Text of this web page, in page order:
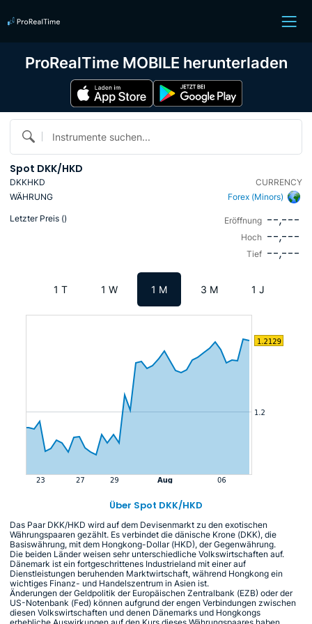
Instrumente suchen...
Spot DKK/HKD
DKKHKD
CURRENCY
WÄHRUNG
Forex (Minors)
Letzter Preis () Eröffnung --,---
Hoch --,---
Tief --,---
1 T 1 W 1 M 3 M 1 J
Über Spot DKK/HKD
Das Paar DKK/HKD wird auf dem Devisenmarkt zu den exotischen
Währungspaaren gezählt. Es verbindet die dänische Krone (DKK), die
Basiswährung, mit dem Hongkong-Dollar (HKD), der Gegenwährung.
Die beiden Länder weisen sehr unterschiedliche Volkswirtschaften auf.
Dänemark ist ein fortgeschrittenes Industrieland mit einer auf
Dienstleistungen beruhenden Marktwirtschaft, während Hongkong ein
wichtiges Finanz- und Handelszentrum in Asien ist.
Änderungen der Geldpolitik der Europäischen Zentralbank (EZB) oder der
US-Notenbank (Fed) können aufgrund der engen Verbindungen zwischen
diesen Volkswirtschaften und denen Dänemarks und Hongkongs
ProRealTime MOBILE herunterladen